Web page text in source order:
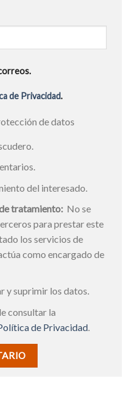
de Privacidad.
de datos
del interesado.
tratamiento: No se
para prestar este
los servicios de
como encargado de
y suprimir los datos.
consultar la
de Privacidad